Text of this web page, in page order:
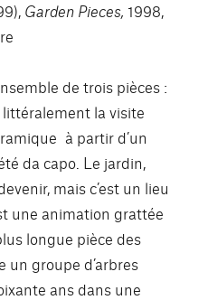
Garden Pieces, 1998,
de trois pièces :
littéralement la visite
à partir d’un
da capo. Le jardin,
mais c’est un lieu
une animation grattée
longue pièce des
un groupe d’arbres
ans dans une